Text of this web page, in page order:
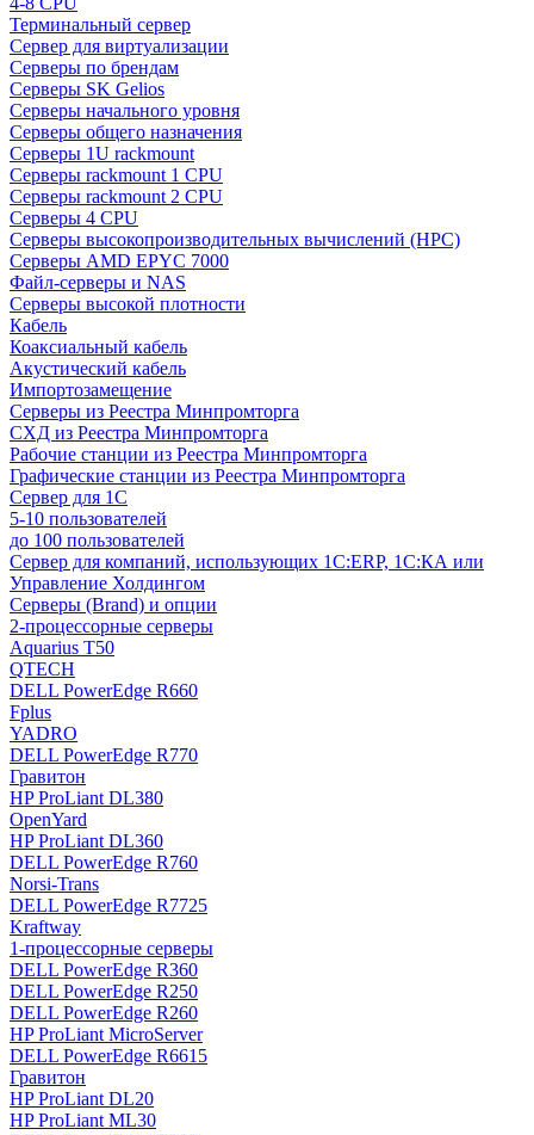
Терминальный сервер
Сервер для виртуализации
Серверы по брендам
Серверы SK Gelios
Серверы начального уровня
Серверы общего назначения
Серверы 1U rackmount
Серверы rackmount 1 CPU
Серверы rackmount 2 CPU
Серверы 4 CPU
Серверы высокопроизводительных вычислений (HPC)
Серверы AMD EPYC 7000
Файл-серверы и NAS
Серверы высокой плотности
Кабель
Коаксиальный кабель
Акустический кабель
Импортозамещение
Серверы из Реестра Минпромторга
СХД из Реестра Минпромторга
Рабочие станции из Реестра Минпромторга
Графические станции из Реестра Минпромторга
Сервер для 1С
5-10 пользователей
до 100 пользователей
Сервер для компаний, использующих 1C:ERP, 1С:КА или
Управление Холдингом
Серверы (Brand) и опции
2-процессорные серверы
Aquarius T50
QTECH
DELL PowerEdge R660
Fplus
YADRO
DELL PowerEdge R770
Гравитон
HP ProLiant DL380
OpenYard
HP ProLiant DL360
DELL PowerEdge R760
Norsi-Trans
DELL PowerEdge R7725
Kraftway
1-процессорные серверы
DELL PowerEdge R360
DELL PowerEdge R250
DELL PowerEdge R260
HP ProLiant MicroServer
DELL PowerEdge R6615
Гравитон
HP ProLiant DL20
HP ProLiant ML30